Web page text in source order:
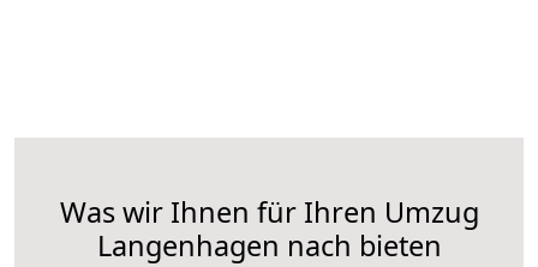
Was wir Ihnen für Ihren Umzug
Langenhagen nach bieten